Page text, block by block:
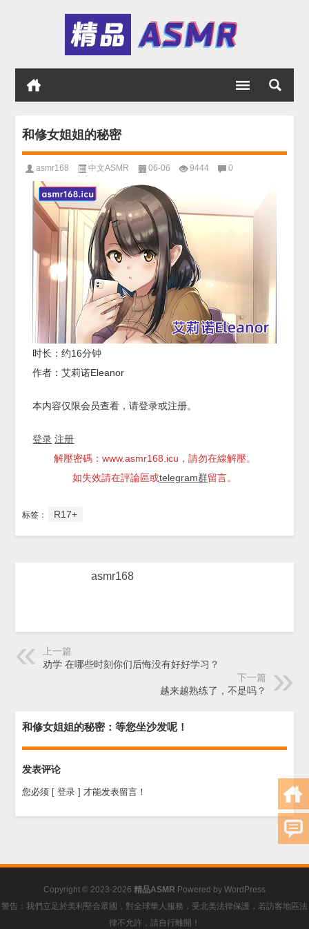
和修女姐姐的秘密
asmr168 中文ASMR 06-06 9444 0
时长：约16分钟
作者：艾莉诺Eleanor
本内容仅限会员查看，请登录或注册。
登录 注册
解壓密碼：www.asmr168.icu，請勿在線解壓。
如失效請在評論區或telegram群留言。
标签： R17+
asmr168
上一篇
劝学 在哪些时刻你们后悔没有好好学习？
下一篇
越来越熟练了，不是吗？
和修女姐姐的秘密：等您坐沙发呢！
发表评论
您必须 [ 登录 ] 才能发表留言！
Copyright © 2023-2026 精品ASMR Powered by WordPress
警告：我們立足於美利堅合眾國，對全球華人服務，受北美法律保護，若訪客地區法
律不允許，請自行離開！